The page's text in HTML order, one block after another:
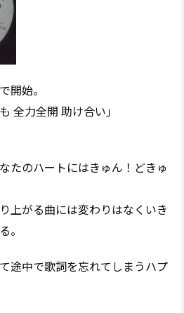
開始。
全力全開 助け合い」
たのハートにはきゅん！どきゅ
上がる曲には変わりはなくいき
。
途中で歌詞を忘れてしまうハプ